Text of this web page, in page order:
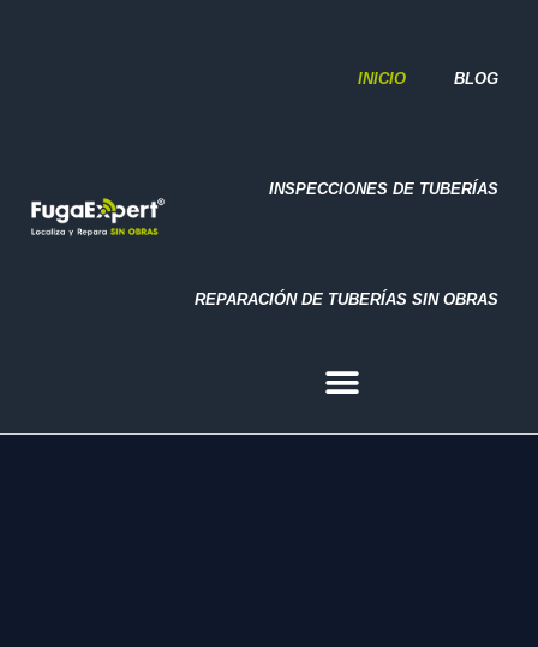
INICIO BLOG
INSPECCIONES DE TUBERÍAS
REPARACIÓN DE TUBERÍAS SIN OBRAS